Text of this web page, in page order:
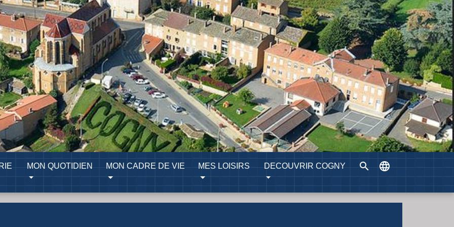
MON QUOTIDIEN MON CADRE DE VIE MES LOISIRS DECOUVRIR COGNY search language